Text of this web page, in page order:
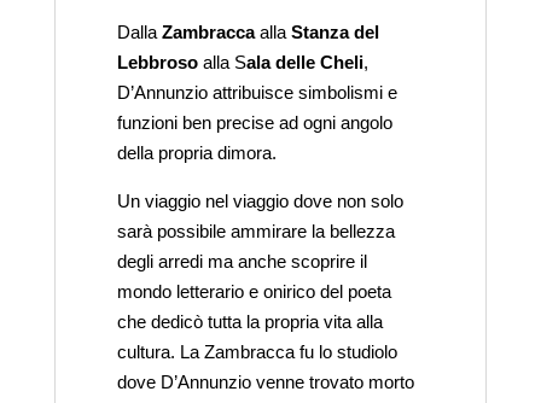
DallaZambraccaallaStanza del
Lebbrosoalla Sala delle Cheli,
D’Annunzio attribuisce simbolismi e
funzioni ben precise ad ogni angolo
della propria dimora.
Un viaggio nel viaggio dove non solo
sarà possibile ammirare la bellezza
degli arredi ma anche scoprire il
mondo letterario e onirico del poeta
che dedicò tutta la propria vita alla
cultura. La Zambracca fu lo studiolo
dove D’Annunzio venne trovato morto